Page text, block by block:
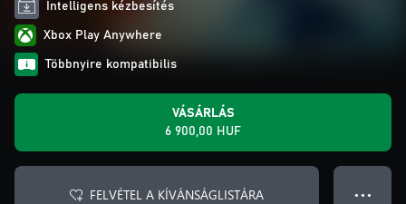
Intelligens kézbesítés
Xbox Play Anywhere
Többnyire kompatibilis
VÁSÁRLÁS
6 900,00 HUF
FELVÉTEL A KÍVÁNSÁGLISTÁRA ● ● ●